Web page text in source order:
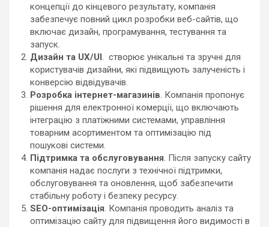
концепції до кінцевого результату, компанія
забезпечує повний цикл розробки веб-сайтів, що
включає дизайн, програмування, тестування та
запуск.
Дизайн та UX/UI. створює унікальні та зручні для
користувачів дизайни, які підвищують залученість і
конверсію відвідувачів.
Розробка інтернет-магазинів. Компанія пропонує
рішення для електронної комерції, що включають
інтеграцію з платіжними системами, управління
товарним асортиментом та оптимізацію під
пошукові системи.
Підтримка та обслуговування. Після запуску сайту
компанія надає послуги з технічної підтримки,
обслуговування та оновлення, щоб забезпечити
стабільну роботу і безпеку ресурсу.
SEO-оптимізація. Компанія проводить аналіз та
оптимізацію сайту для підвищення його видимості в